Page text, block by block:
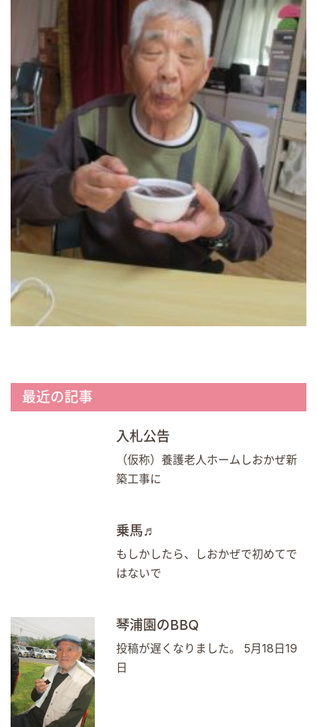
最近の記事
入札公告
（仮称）養護老人ホームしおかぜ新
築工事に
乗馬♬
もしかしたら、しおかぜで初めてで
はないで
琴浦園のBBQ
投稿が遅くなりました。 5月18日19
日